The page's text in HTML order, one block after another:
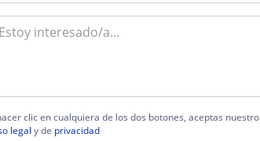
clic en cualquiera de los dos botones, aceptas nuestro
legal y de privacidad